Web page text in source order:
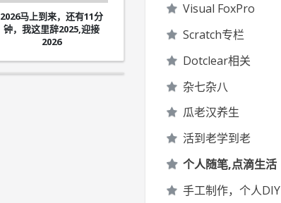
2026马上到来，还有11分
钟，我这里辞2025,迎接
2026
Visual FoxPro
Scratch专栏
Dotclear相关
杂七杂八
瓜老汉养生
活到老学到老
个人随笔,点滴生活
手工制作，个人DIY